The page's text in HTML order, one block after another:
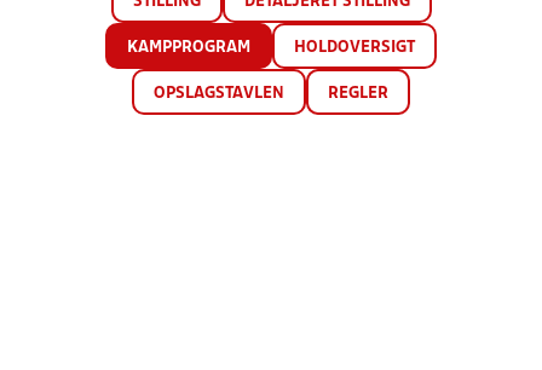
KAMPPROGRAM HOLDOVERSIGT
OPSLAGSTAVLEN REGLER